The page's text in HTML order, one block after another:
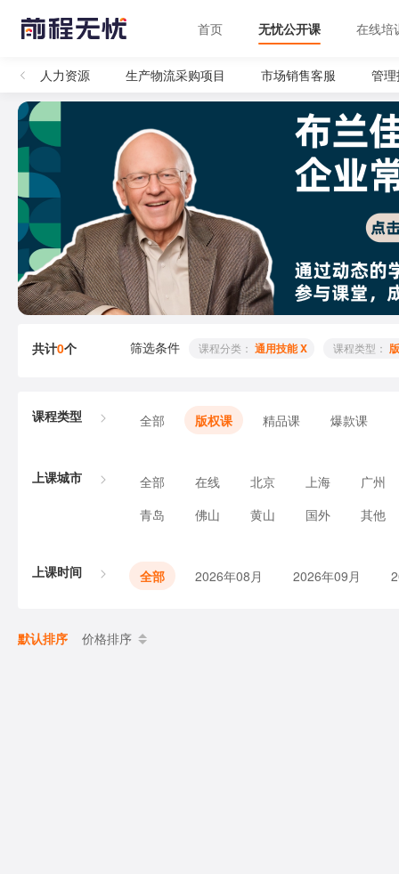
首页 无忧公开课 在线培
人力资源 生产物流采购项目 市场销售客服 管
共计0个 筛选条件 课程分类： 通用技能 X 课程类型：
课程类型 全部 版权课 精品课 爆款课
上课城市 全部 在线 北京 上海
广州
青岛
佛山 黄山 国外 其他
上课时间 全部 2026年08月 2026年09月
默认排序 价格排序